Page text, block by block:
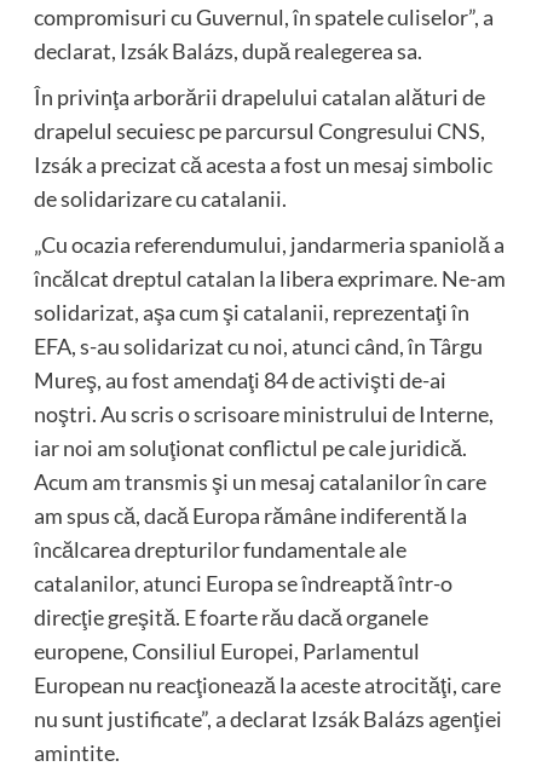
compromisuri cu Guvernul, în spatele culiselor”, a
declarat, Izsák Balázs, după realegerea sa.
În privinţa arborării drapelului catalan alături de
drapelul secuiesc pe parcursul Congresului CNS,
Izsák a precizat că acesta a fost un mesaj simbolic
de solidarizare cu catalanii.
„Cu ocazia referendumului, jandarmeria spaniolă a
încălcat dreptul catalan la libera exprimare. Ne-am
solidarizat, aşa cum şi catalanii, reprezentaţi în
EFA, s-au solidarizat cu noi, atunci când, în Târgu
Mureş, au fost amendaţi 84 de activişti de-ai
noştri. Au scris o scrisoare ministrului de Interne,
iar noi am soluţionat conflictul pe cale juridică.
Acum am transmis şi un mesaj catalanilor în care
am spus că, dacă Europa rămâne indiferentă la
încălcarea drepturilor fundamentale ale
catalanilor, atunci Europa se îndreaptă într-o
direcţie greşită. E foarte rău dacă organele
europene, Consiliul Europei, Parlamentul
European nu reacţionează la aceste atrocităţi, care
nu sunt justificate”, a declarat Izsák Balázs agenţiei
amintite.